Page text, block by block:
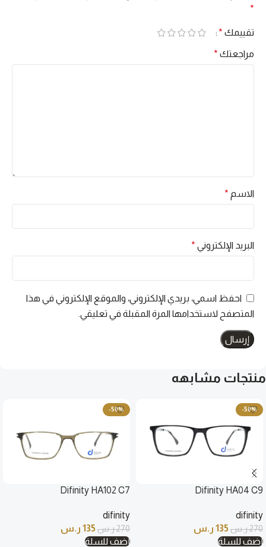
*
تقييمك *
مراجعتك *
الاسم *
البريد الإلكتروني *
احفظ اسمي، بريدي الإلكتروني، والموقع الإلكتروني في هذا
المتصفح لاستخدامها المرة المقبلة في تعليقي.
منتجات مشابهه
-50%
Difinity HA04 C9
difinity
270ر.س135 ر.س
أضف للسلة
-50%
Difinity HA102 C7
difinity
270ر.س135 ر.س
أضف للسلة